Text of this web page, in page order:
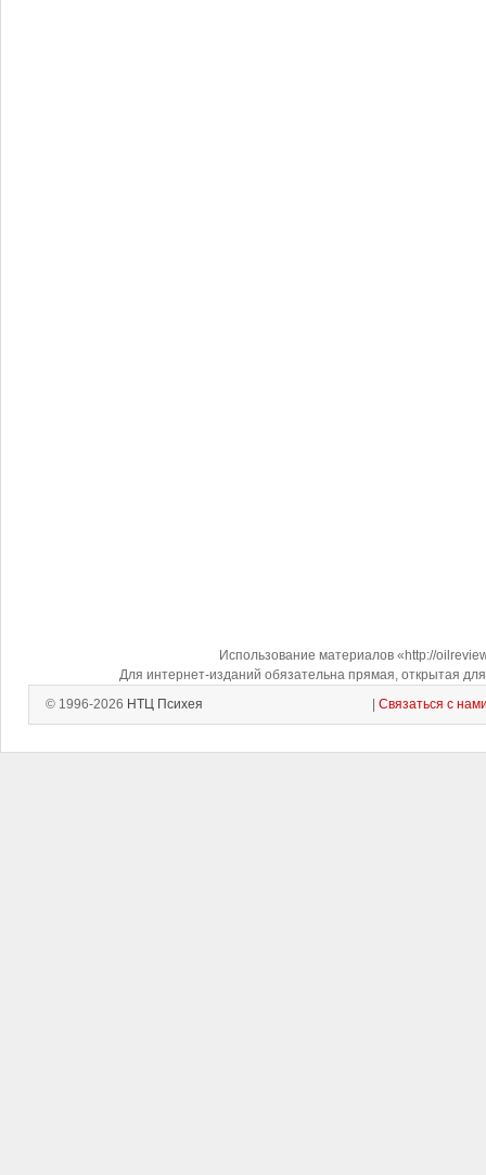
Использование материалов «http://
Для интернет-изданий обязательна прямая, открытая
© 1996-2026 НТЦ Психея Связаться с